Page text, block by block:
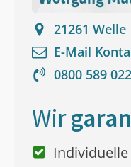
21261 Welle
E-Mail
0800 589
Wir